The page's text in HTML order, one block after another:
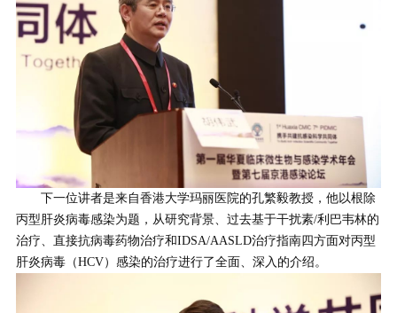
下一位讲者是来自香港大学玛丽医院的孔繁毅教授，他以根除
丙型肝炎病毒感染为题，从研究背景、过去基于干扰素/利巴韦林的
治疗、直接抗病毒药物治疗和IDSA/AASLD治疗指南四方面对丙型
肝炎病毒（HCV）感染的治疗进行了全面、深入的介绍。